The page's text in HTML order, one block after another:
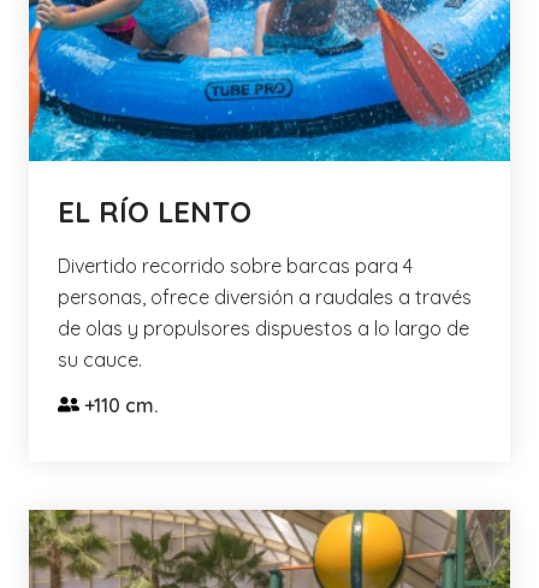
EL RÍO LENTO
Divertido recorrido sobre barcas para 4
personas, ofrece diversión a raudales a través
de olas y propulsores dispuestos a lo largo de
su cauce.
+110 cm.